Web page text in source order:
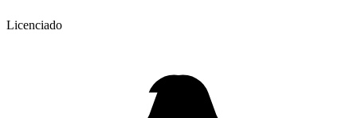
Licenciado